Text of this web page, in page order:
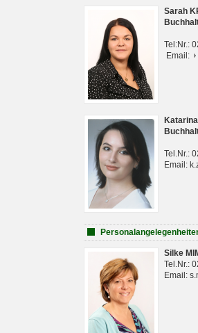
Sarah
Tel:Nr.:
Email:
Tel.Nr.:
Email:
Silke
Tel.Nr.:
Email: